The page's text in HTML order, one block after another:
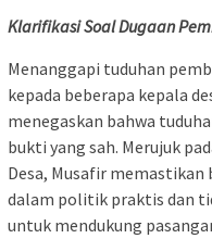
Klarifikasi Soal Dugaan
Menanggapi tuduhan
kepada beberapa kepala
menegaskan bahwa
bukti yang sah. Merujuk
Desa, Musafir
dalam politik praktis dan
untuk mendukung